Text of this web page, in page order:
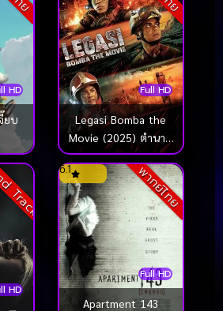
HD
ยบ
Full HD
Legasi Bomba the
Movie (2025) ตำนาน
นักผจญเพลิง
HD
พากย์ไทย
Full HD
6.1
Apartment 143